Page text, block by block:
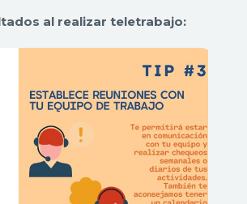
al realizar teletrabajo: